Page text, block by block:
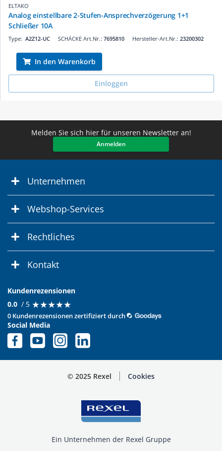
ELTAKO
Analog einstellbare 2-Stufen-Ansprechverzögerung 1+1
Schließer 10A
SCHÄCKE Art.Nr.: 7695810
Type: A2Z12-UC Hersteller-Art.Nr.: 23200302
In den Warenkorb
Einloggen
Melden Sie sich hier für unseren Newsletter an!
Anmelden
Unternehmen
Webshop-Services
Rechtliches
Kontakt
Kundenrezensionen
0.0 / 5 ★★★★★
★★★★★
0 Kundenrezensionen zertifiziert durch
Social Media
© 2025 Rexel Cookies
Ein Unternehmen der Rexel Gruppe